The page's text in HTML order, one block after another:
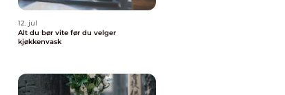
12. jul
Alt du bør vite før du velger
kjøkkenvask